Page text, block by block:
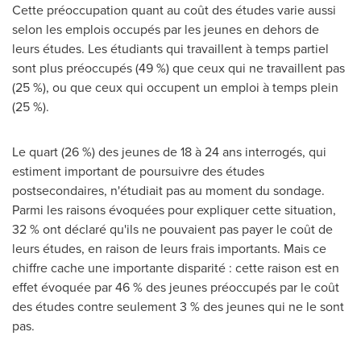
Cette préoccupation quant au coût des études varie aussi
selon les emplois occupés par les jeunes en dehors de
leurs études. Les étudiants qui travaillent à temps partiel
sont plus préoccupés (49 %) que ceux qui ne travaillent pas
(25 %), ou que ceux qui occupent un emploi à temps plein
(25 %).
Le quart (26 %) des jeunes de 18 à 24 ans interrogés, qui
estiment important de poursuivre des études
postsecondaires, n'étudiait pas au moment du sondage.
Parmi les raisons évoquées pour expliquer cette situation,
32 % ont déclaré qu'ils ne pouvaient pas payer le coût de
leurs études, en raison de leurs frais importants. Mais ce
chiffre cache une importante disparité : cette raison est en
effet évoquée par 46 % des jeunes préoccupés par le coût
des études contre seulement 3 % des jeunes qui ne le sont
pas.